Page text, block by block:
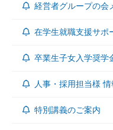
経営者グループの会
在学生就職支援サポ
卒業生子女入学奨学
人事・採用担当様
特別講義のご案内